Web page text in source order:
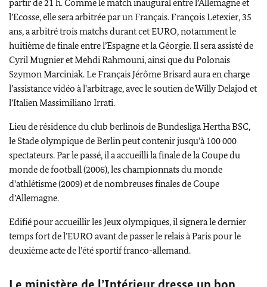
partir de 21 h. Comme le match inaugural entre l’Allemagne et
l’Ecosse, elle sera arbitrée par un Français. François Letexier, 35
ans, a arbitré trois matchs durant cet EURO, notamment le
huitième de finale entre l’Espagne et la Géorgie. Il sera assisté de
Cyril Mugnier etMehdi Rahmouni, ainsi que du Polonais
Szymon Marciniak. Le Français Jérôme Brisard aura en charge
l’assistance vidéo à l'arbitrage, avec le soutien de Willy Delajod et
l’Italien Massimiliano Irrati.
Lieu de résidence du club berlinois deBundesliga Hertha BSC,
le Stade olympique de Berlin peut contenir jusqu’à 100 000
spectateurs. Par le passé, il a accueilli la finale de la Coupe du
monde de football (2006), les championnats du monde
d'athlétisme (2009) et de nombreuses finales de Coupe
d’Allemagne.
Edifié pour accueillir les Jeux olympiques, il signera le dernier
temps fort de l’EURO avant de passer le relais à Paris pour le
deuxième acte de l’été sportif franco-allemand.